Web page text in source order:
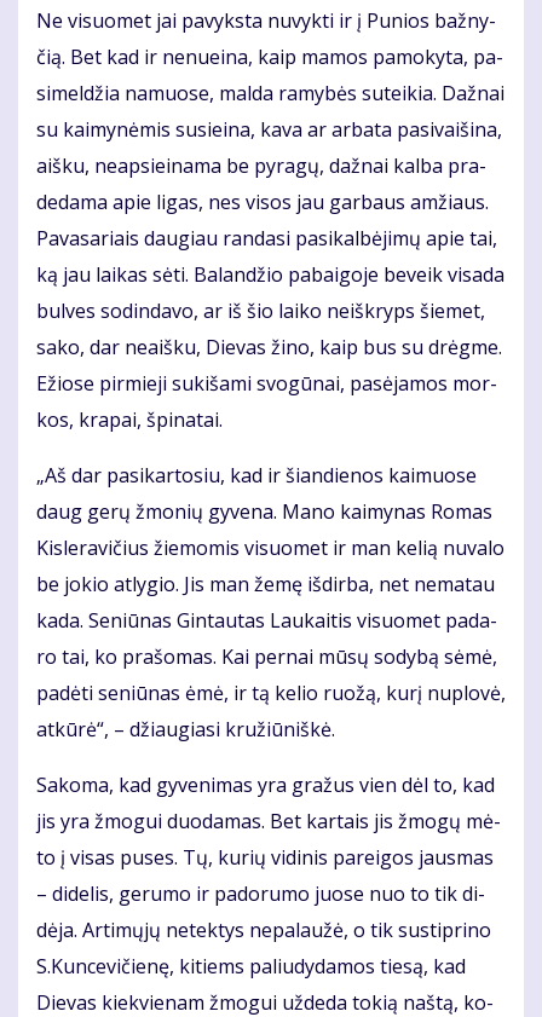
Ne vi­suo­met jai pa­vyks­ta nu­vyk­ti ir į Pu­nios baž­ny­
čią. Bet kad ir ne­nu­ei­na, kaip ma­mos pa­mo­ky­ta, pa­
si­mel­džia na­muo­se, mal­da ra­my­bės su­tei­kia. Daž­nai
su kai­my­nė­mis su­si­ei­na, ka­va ar ar­ba­ta pa­si­vai­ši­na,
aiš­ku, neap­si­ei­na­ma be py­ra­gų, daž­nai kal­ba pra­
de­da­ma apie li­gas, nes vi­sos jau gar­baus am­žiaus.
Pa­va­sa­riais dau­giau ran­da­si pa­si­kal­bė­ji­mų apie tai,
ką jau lai­kas sė­ti. Ba­lan­džio pa­bai­go­je be­veik vi­sa­da
bul­ves so­din­da­vo, ar iš šio lai­ko ne­iš­kryps šie­met,
sa­ko, dar ne­aiš­ku, Die­vas ži­no, kaip bus su drėg­me.
Ežio­se pir­mie­ji su­ki­ša­mi svo­gū­nai, pa­sė­ja­mos mor­
kos, kra­pai, špi­na­tai.
„Aš dar pa­si­kar­to­siu, kad ir šian­die­nos kai­muo­se
daug ge­rų žmo­nių gy­ve­na. Ma­no kai­my­nas Ro­mas
Kis­le­ra­vi­čius žie­mo­mis vi­suo­met ir man ke­lią nu­va­lo
be jo­kio at­ly­gio. Jis man že­mę iš­dir­ba, net ne­ma­tau
ka­da. Se­niū­nas Gin­tau­tas Lau­kai­tis vi­suo­met pa­da­
ro tai, ko pra­šo­mas. Kai per­nai mū­sų so­dy­bą sė­mė,
pa­dė­ti se­niū­nas ėmė, ir tą ke­lio ruo­žą, ku­rį nu­plo­vė,
at­kū­rė“, – džiau­gia­si kru­žiū­niš­kė.
Sa­ko­ma, kad gy­ve­ni­mas yra gra­žus vien dėl to, kad
jis yra žmo­gui duo­da­mas. Bet kar­tais jis žmo­gų mė­
to į vi­sas pu­ses. Tų, ku­rių vi­di­nis pa­rei­gos jaus­mas
– di­de­lis, ge­ru­mo ir pa­do­ru­mo juo­se nuo to tik di­
dė­ja. Ar­ti­mų­jų ne­tek­tys ne­pa­lau­žė, o tik su­stip­ri­no
S.Kun­ce­vi­čie­nę, ki­tiems pa­liu­dy­da­mos tie­są, kad
Die­vas kiek­vie­nam žmo­gui už­de­da to­kią naš­tą, ko­